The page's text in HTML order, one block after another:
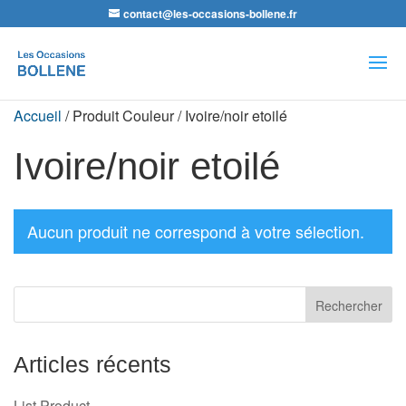
contact@les-occasions-bollene.fr
de
produits
Accueil / Produit Couleur / Ivoire/noir etoilé
Ivoire/noir etoilé
Aucun produit ne correspond à votre sélection.
Articles récents